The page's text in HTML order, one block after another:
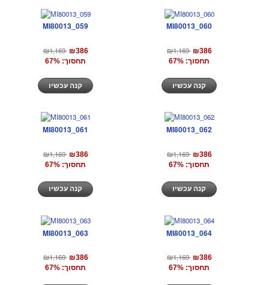
MI80013_059
₪1,169 ₪386
תחסוך: 67%
MI80013_060
₪1,169 ₪386
תחסוך: 67%
MI80013_061
₪1,169 ₪386
תחסוך: 67%
MI80013_062
₪1,169 ₪386
תחסוך: 67%
MI80013_063
₪1,169 ₪386
תחסוך: 67%
MI80013_064
₪1,169 ₪386
תחסוך: 67%